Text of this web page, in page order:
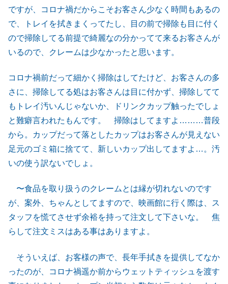
ですが、コロナ禍だからこそお客さん少なく時間もあるの
で、トレイを拭きまくってたし、目の前で掃除も目に付く
ので掃除してる前提で綺麗なの分かってて来るお客さんが
いるので、クレームは少なかったと思います。
コロナ禍前だって細かく掃除はしてたけど、お客さんの多
さに、掃除してる処はお客さんは目に付かず、掃除してて
もトレイ汚いんじゃないか、ドリンクカップ触ったでしょ
と難癖言われたもんです。 掃除はしてますよ………普段
から。カップだって落としたカップはお客さんが見えない
足元のゴミ箱に捨てて、新しいカップ出してますよ…。汚
いの使う訳ないでしょ。
〜食品を取り扱うのクレームとは縁が切れないのです
が、案外、ちゃんとしてますので、映画館に行く際は、ス
タッフを慌てさせず余裕を持って注文して下さいな。 焦
らして注文ミスはある事はありますよ。
そういえば、お客様の声で、長年手拭きを提供してなか
ったのが、コロナ禍遥か前からウェットティッシュを渡す